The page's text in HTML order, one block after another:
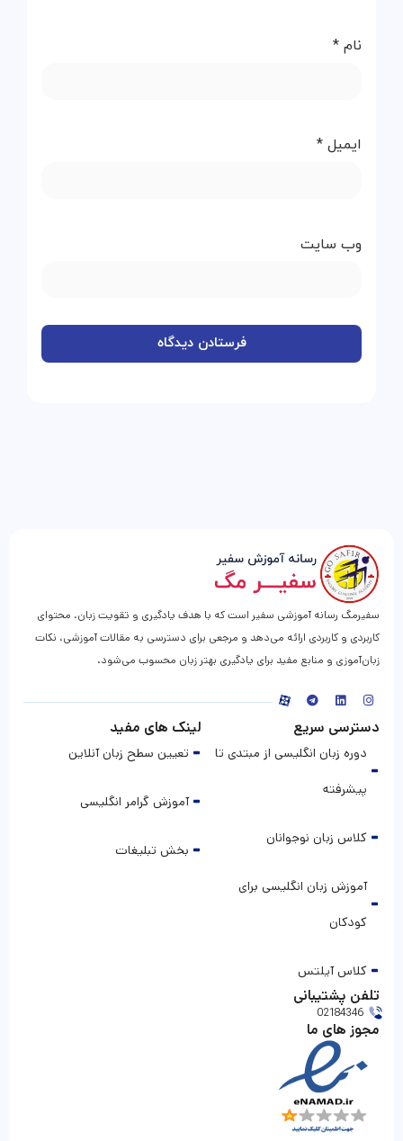
نام *
ایمیل *
وب‌ سایت
سفیرمگ رسانه آموزشی سفیر است که با هدف یادگیری و تقویت زبان، محتوای
کاربردی و کاربردی ارائه می‌دهد و مرجعی برای دسترسی به مقالات آموزشی، نکات
زبان‌آموزی و منابع مفید برای یادگیری بهتر زبان محسوب می‌شود.
دسترسی سریع
دوره زبان انگلیسی از مبتدی تا
پیشرفته
کلاس زبان نوجوانان
آموزش زبان انگلیسی برای
کودکان
کلاس آیلتس
لینک های مفید
تعیین سطح زبان آنلاین
آموزش گرامر انگلیسی
بخش تبلیغات
تلفن پشتیبانی
02184346
مجوز های ما